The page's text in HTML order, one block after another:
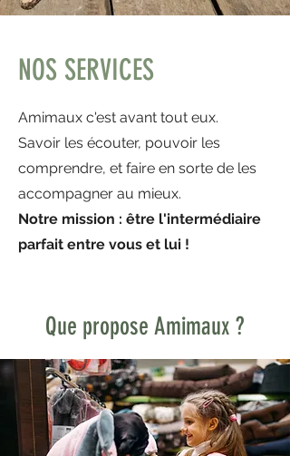
NOS SERVICES
Amimaux c'est avant tout eux.
Savoir les écouter, pouvoir les
comprendre, et faire en sorte de les
accompagner au mieux.
Notre mission : être l'intermédiaire
parfait entre vous et lui !
Que propose Amimaux ?